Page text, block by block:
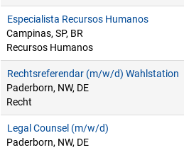
Especialista Recursos Humanos
Campinas, SP, BR
Recursos Humanos
Rechtsreferendar (m/w/d) Wahlstation
Paderborn, NW, DE
Recht
Legal Counsel (m/w/d)
Paderborn, NW, DE